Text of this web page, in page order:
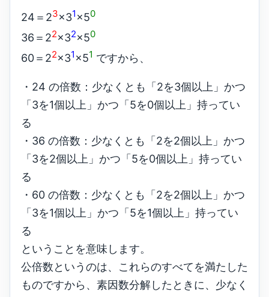
24＝23×31 ×50
36＝22×32×50
60＝22×31 ×51 ですから、
・24 の倍数：少なくとも「2を3個以上」かつ
「3を1個以上」かつ「5を0個以上」持ってい
る
・36 の倍数：少なくとも「2を2個以上」かつ
「3を2個以上」かつ「5を0個以上」持ってい
る
・60 の倍数：少なくとも「2を2個以上」かつ
「3を1個以上」かつ「5を1個以上」持ってい
る
ということを意味します。
公倍数というのは、これらのすべてを満たした
ものですから、素因数分解したときに、少なく